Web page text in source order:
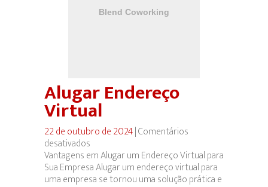
Alugar Endereço
Virtual
22 de outubro de 2024|Comentários
desativados
Alugar
Endereço
Virtual
Vantagens em Alugar um Endereço Virtual para
Sua Empresa Alugar um endereço virtual para
uma empresa se tornou uma solução prática e